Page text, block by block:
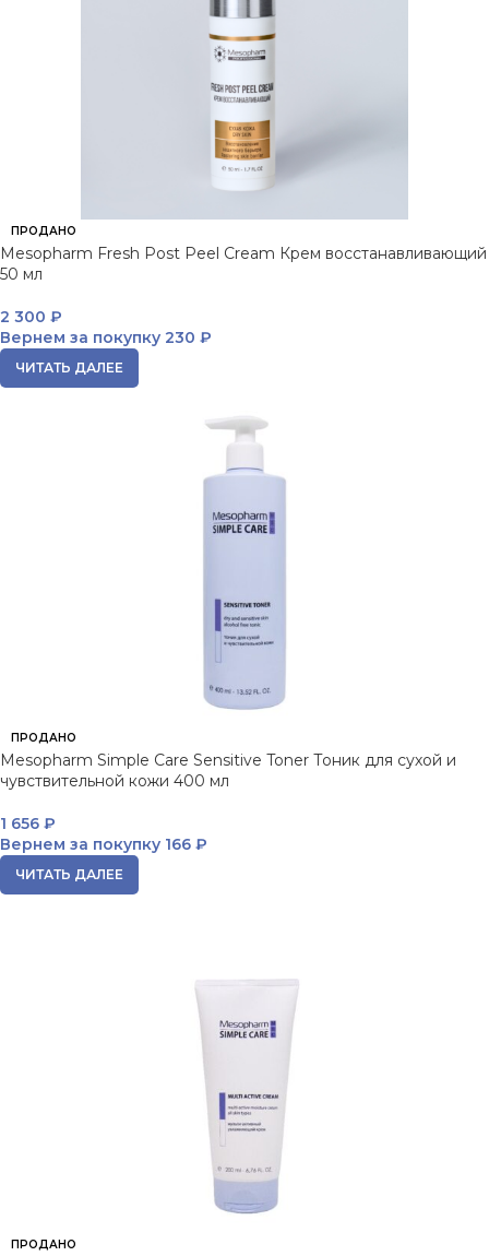
ПРОДАНО
Mesopharm Fresh Post Peel Cream Крем восстанавливающий
50 мл
2 300 ₽
Вернем за покупку 230 ₽
ЧИТАТЬ ДАЛЕЕ
ПРОДАНО
Mesopharm Simple Care Sensitive Toner Тоник для сухой и
чувствительной кожи 400 мл
1 656 ₽
Вернем за покупку 166 ₽
ЧИТАТЬ ДАЛЕЕ
ПРОДАНО